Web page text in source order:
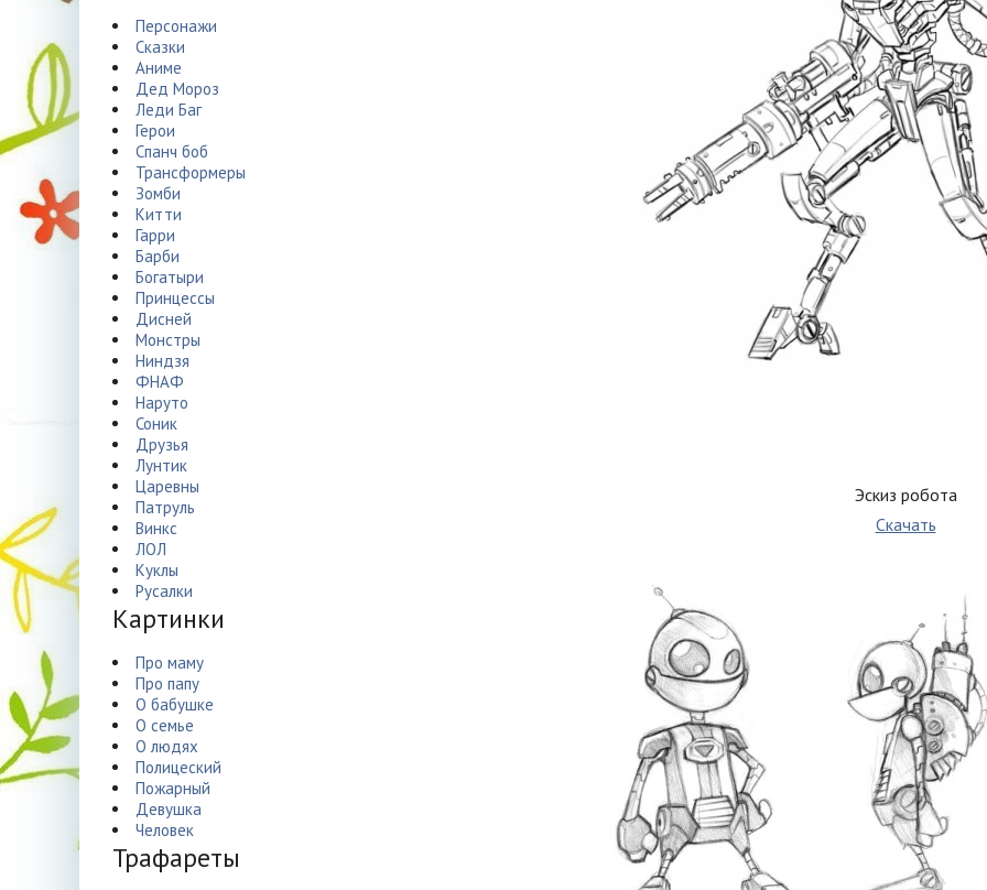
Эскиз робота
Скачать
Персонажи
Сказки
Аниме
Дед Мороз
Леди Баг
Герои
Спанч боб
Трансформеры
Зомби
Китти
Гарри
Барби
Богатыри
Принцессы
Дисней
Монстры
Ниндзя
ФНАФ
Наруто
Соник
Друзья
Лунтик
Царевны
Патруль
Винкс
ЛОЛ
Куклы
Русалки
Картинки
Про маму
Про папу
О бабушке
О семье
О людях
Полицеский
Пожарный
Девушка
Человек
Трафареты